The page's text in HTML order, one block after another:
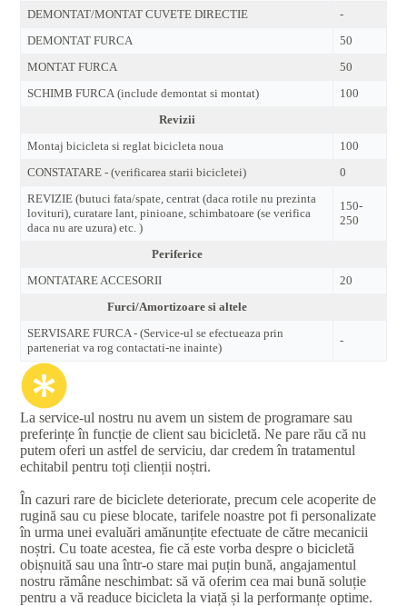
DEMONTAT/MONTAT CUVETE DIRECTIE
-
DEMONTAT FURCA
50
MONTAT FURCA
50
SCHIMB FURCA (include demontat si montat)
100
Revizii
Montaj bicicleta si reglat bicicleta noua
100
CONSTATARE - (verificarea starii bicicletei)
0
REVIZIE (butuci fata/spate, centrat (daca rotile nu prezinta
lovituri), curatare lant, pinioane, schimbatoare (se verifica
daca nu are uzura) etc. )
150-
250
Periferice
MONTATARE ACCESORII
20
Furci/Amortizoare si altele
SERVISARE FURCA - (Service-ul se efectueaza prin
parteneriat va rog contactati-ne inainte)
-
La service-ul nostru nu avem un sistem de programare sau
preferințe în funcție de client sau bicicletă. Ne pare rău că nu
putem oferi un astfel de serviciu, dar credem în tratamentul
echitabil pentru toți clienții noștri.
În cazuri rare de biciclete deteriorate, precum cele acoperite de
rugină sau cu piese blocate, tarifele noastre pot fi personalizate
în urma unei evaluări amănunțite efectuate de către mecanicii
noștri. Cu toate acestea, fie că este vorba despre o bicicletă
obișnuită sau una într-o stare mai puțin bună, angajamentul
nostru rămâne neschimbat: să vă oferim cea mai bună soluție
pentru a vă readuce bicicleta la viață și la performanțe optime.